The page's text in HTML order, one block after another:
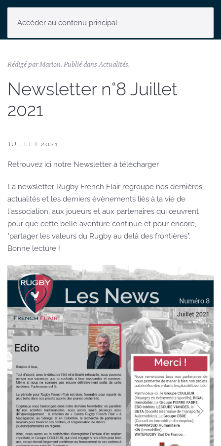
Accéder au contenu principal
Rédigé par Marion. Publié dansActualités.
Newsletter n°8 Juillet
2021
JUILLET 2021
Retrouvez ici notre Newsletter à télécharger
La newsletter Rugby French Flair regroupe nos dernières
actualités et les derniers évènements liés à la vie de
l'association, aux joueurs et aux partenaires qui œuvrent
pour que cette belle aventure continue et pour encore,
"partager les valeurs du Rugby au delà des frontières".
Bonne lecture !